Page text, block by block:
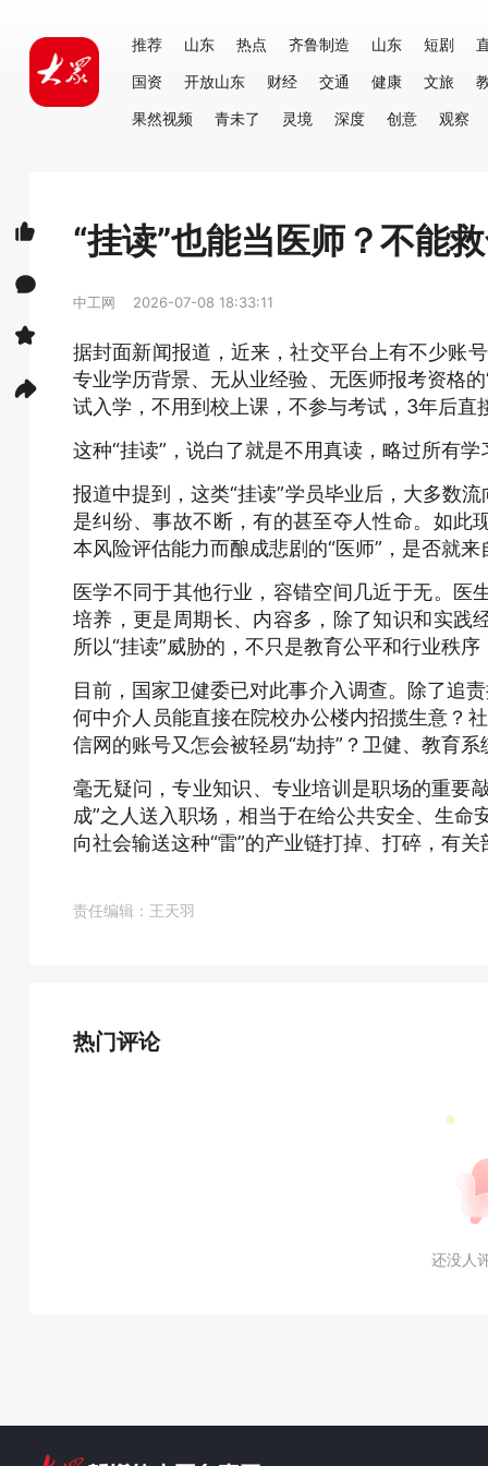
推荐 山东 热点 齐鲁制造 山东 短剧
国资
开放山东 财经 交通 健康 文旅
果然视频
青未了 灵境 深度 创意 观察
“挂读”也能当医师？不能
中工网 2026-07-08 18:33:11
据封面新闻报道，近来，社交平台上有不少账
专业学历背景、无从业经验、无医师报考资格
试入学，不用到校上课，不参与考试，3年后直
这种“挂读”，说白了就是不用真读，略过所有
报道中提到，这类“挂读”学员毕业后，大多数
是纠纷、事故不断，有的甚至夺人性命。如此
本风险评估能力而酿成悲剧的“医师”，是否就
医学不同于其他行业，容错空间几近于无。医
培养，更是周期长、内容多，除了知识和实践
所以“挂读”威胁的，不只是教育公平和行业秩
目前，国家卫健委已对此事介入调查。除了追
何中介人员能直接在院校办公楼内招揽生意？
信网的账号又怎会被轻易“劫持”？卫健、教育
毫无疑问，专业知识、专业培训是职场的重要
成”之人送入职场，相当于在给公共安全、生命
向社会输送这种“雷”的产业链打掉、打碎，有
责任编辑：王天羽
热门评论
还没人